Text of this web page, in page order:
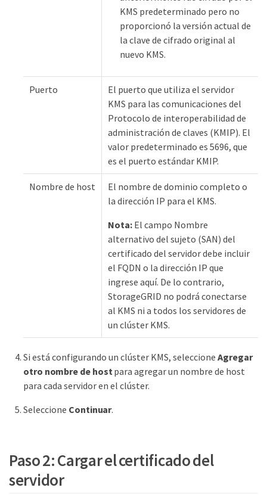
KMS predeterminado pero no
proporcionó la versión actual de
la clave de cifrado original al
nuevo KMS.
Puerto
El puerto que utiliza el servidor
KMS para las comunicaciones del
Protocolo de interoperabilidad de
administración de claves (KMIP). El
valor predeterminado es 5696, que
es el puerto estándar KMIP.
Nombre de host
El nombre de dominio completo o
la dirección IP para el KMS.
Nota:El campo Nombre
alternativo del sujeto (SAN) del
certificado del servidor debe incluir
el FQDN o la dirección IP que
ingrese aquí. De lo contrario,
StorageGRID no podrá conectarse
al KMS ni a todos los servidores de
un clúster KMS.
Si está configurando un clúster KMS, seleccione Agregar
otro nombre de host para agregar un nombre de host
para cada servidor en el clúster.
Seleccione Continuar.
Paso 2: Cargar el certificado del
servidor